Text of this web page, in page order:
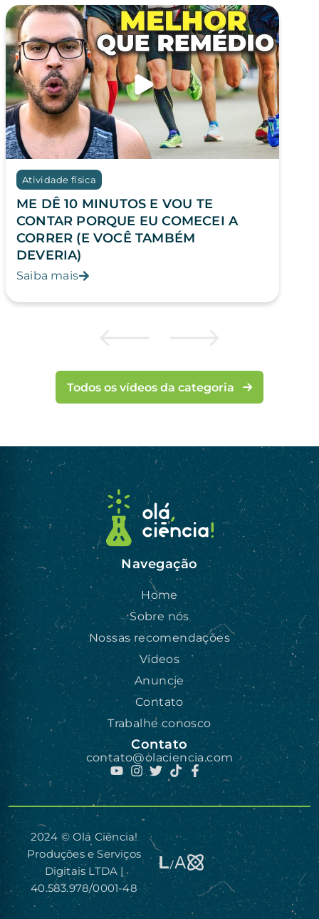
Atividade física
ME DÊ 10 MINUTOS E VOU TE
CONTAR PORQUE EU COMECEI A
CORRER (E VOCÊ TAMBÉM
DEVERIA)
Saiba mais
Todos os vídeos da categoria
Navegação
Home
Sobre nós
Nossas recomendações
Vídeos
Anuncie
Contato
Trabalhe conosco
Contato
contato@olaciencia.com
2024 © Olá Ciência!
Produções e Serviços
Digitais LTDA |
40.583.978/0001-48